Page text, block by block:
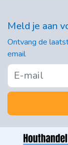
Meld je aan
Ontvang de
email